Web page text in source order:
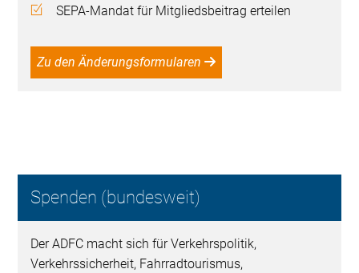
SEPA-Mandat für Mitgliedsbeitrag erteilen
Zu den Änderungsformularen
Spenden (bundesweit)
Der ADFC macht sich für Verkehrspolitik,
Verkehrssicherheit, Fahrradtourismus,